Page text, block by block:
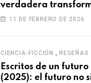
verdadera
de uno mismo.
11 DE FEBRERO DE 2026
CIENCIA-FICCIÓN , RESEÑAS
Escritos de un
(2025): el futuro no